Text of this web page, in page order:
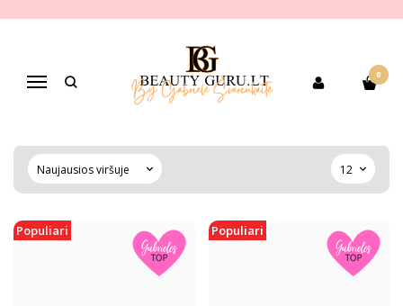
Navigacija
0
GUINOT
PREKIŲ KATEGORIJOS
Populiari Populiari